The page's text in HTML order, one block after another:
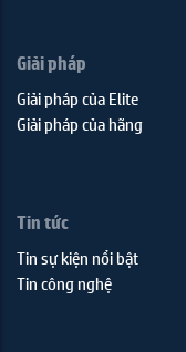
Giải pháp
Giải pháp của Elite
Giải pháp của hãng
Tin tức
Tin sự kiện nổi bật
Tin công nghệ